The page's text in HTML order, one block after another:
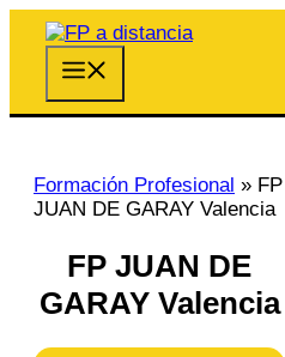
Saltar
contenido
Formación Profesional » FP
JUAN DE GARAY Valencia
FP JUAN DE
GARAY Valencia